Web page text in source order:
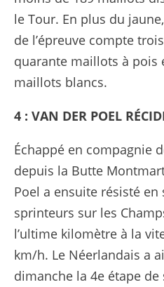
le Tour. En plus du
de l’épreuve compte
quarante maillots à pois
maillots blancs.
4 : VAN DER POEL
Échappé en compagnie
depuis la Butte
Poel a ensuite résisté
sprinteurs sur les
l’ultime kilomètre à la
km/h. Le Néerlandais a
dimanche la 4e étape